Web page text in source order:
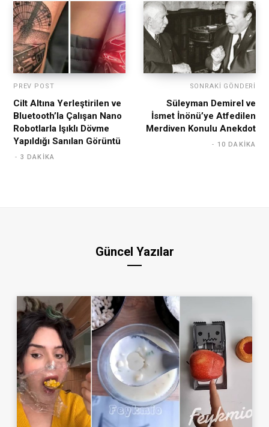
PREV POST
Cilt Altına Yerleştirilen ve
Bluetooth’la Çalışan Nano
Robotlarla Işıklı Dövme
Yapıldığı Sanılan Görüntü
3 DAKIKA
SONRAKI GÖNDERI
Süleyman Demirel ve
İsmet İnönü’ye Atfedilen
Merdiven Konulu Anekdot
10 DAKIKA
Güncel Yazılar